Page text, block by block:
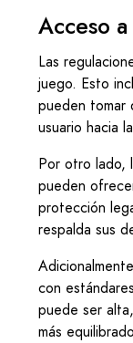
Acceso
Las
juego. Esto
pueden tomar
usuario hacia
Por otro lado,
pueden
protección
respalda sus
con
puede ser
más